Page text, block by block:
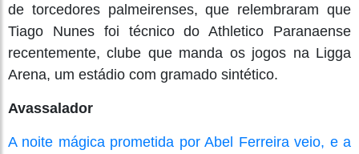
de torcedores palmeirenses, que relembraram que
Tiago Nunes foi técnico do Athletico Paranaense
recentemente, clube que manda os jogos na Ligga
Arena, um estádio com gramado sintético.
Avassalador
A noite mágica prometida por Abel Ferreira veio, e a